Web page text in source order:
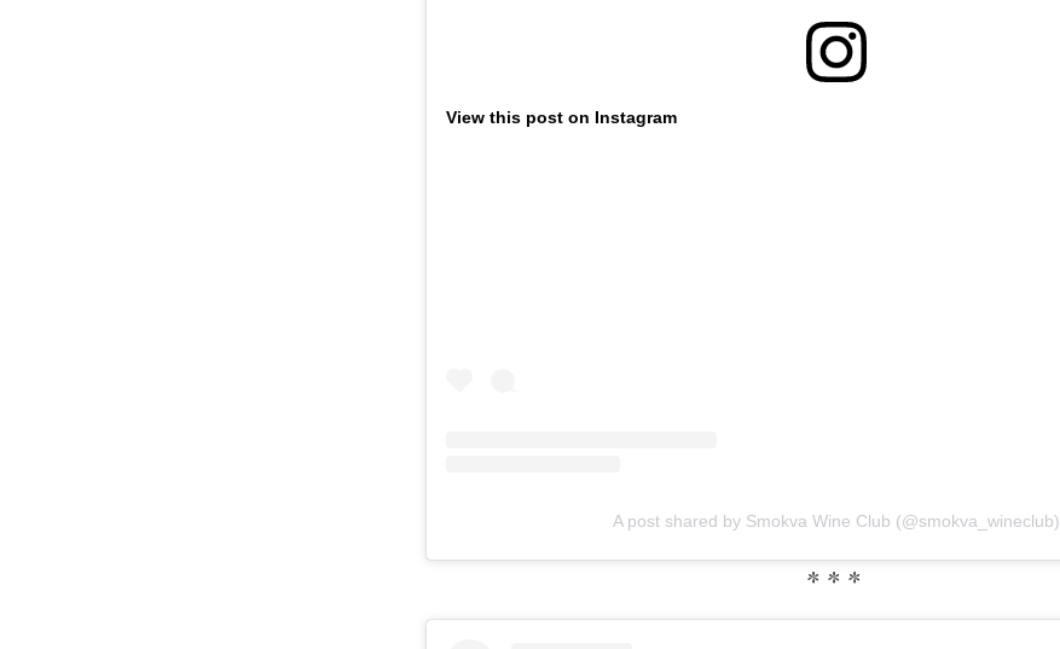
View this post on Instagram
A post shared by Smokva Wine Club (@smokva_wineclub)
* * *